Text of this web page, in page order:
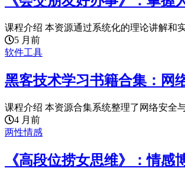
课程介绍 本资源通过系统化的理论讲解和
5 月前
软件工具
黑客技术学习书籍合集：网
课程介绍 本资源合集系统整理了网络安全
4 月前
两性情感
《高段位捞女思维》：情感